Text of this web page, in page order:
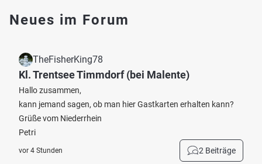
Neues im Forum
TheFisherKing78
Kl. Trentsee Timmdorf (bei Malente)
Hallo zusammen,
kann jemand sagen, ob man hier Gastkarten erhalten kann?
Grüße vom Niederrhein
Petri
vor 4 Stunden 2 Beiträge